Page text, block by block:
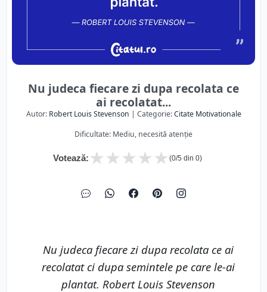
Nu judeca fiecare zi dupa recolata ce
ai recolatat...
Autor: Robert Louis Stevenson | Categorie:Citate Motivationale
Dificultate: Mediu, necesită atenție
Votează: ★
★
★
★
★ (0/5 din 0)
Nu judeca fiecare zi dupa recolata ce ai
recolatat ci dupa semintele pe care le-ai
plantat. Robert Louis Stevenson